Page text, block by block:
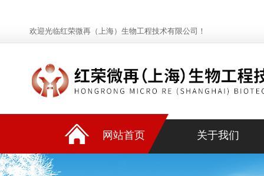
欢迎光临红荣微再（上海）生物工程技术有限公司！
网站首页 关于我们